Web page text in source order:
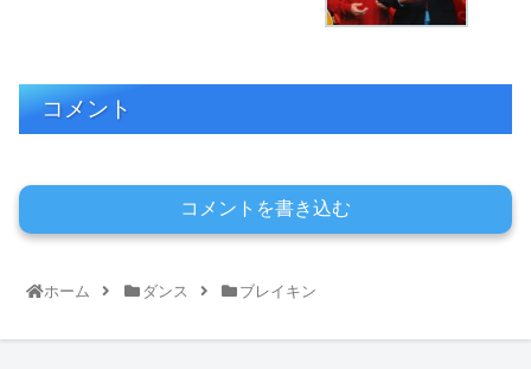
コメント
コメントを書き込む
ホーム ダンス ブレイキン